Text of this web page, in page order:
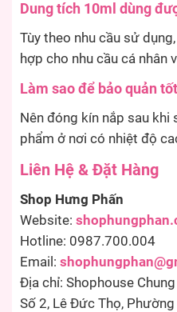
Dung tích 10ml dùng
Tùy theo nhu cầu sử
hợp cho nhu cầu cá nhân
Làm sao để bảo quản
Nên đóng kín nắp sau khi
phẩm ở nơi có nhiệt độ
Liên Hệ & Đặt Hàng
Shop Hưng Phấn
Website:
Hotline: 0987.700.004
Email:
Địa chỉ: Shophouse
Số 2, Lê Đức Thọ, Phường